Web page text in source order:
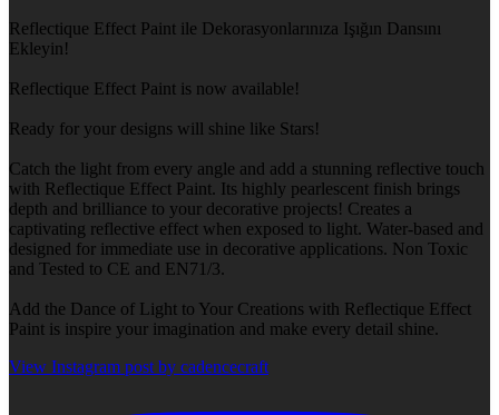
Reflectique Effect Paint ile Dekorasyonlarınıza Işığın Dansını
Ekleyin!
Reflectique Effect Paint is now available!
Ready for your designs will shine like Stars!
Catch the light from every angle and add a stunning reflective touch
with Reflectique Effect Paint. Its highly pearlescent finish brings
depth and brilliance to your decorative projects! Creates a
captivating reflective effect when exposed to light. Water-based and
designed for immediate use in decorative applications. Non Toxic
and Tested to CE and EN71/3.
Add the Dance of Light to Your Creations with Reflectique Effect
Paint is inspire your imagination and make every detail shine.
View Instagram post by cadencecraft